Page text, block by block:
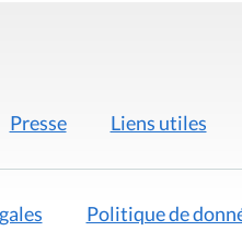
Presse Liens utiles
Politique de